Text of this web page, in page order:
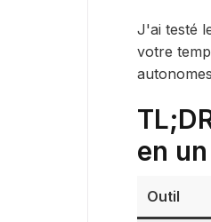
J'ai testé
votre
en
Outil